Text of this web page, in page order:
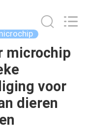
microchip
voor
dieren